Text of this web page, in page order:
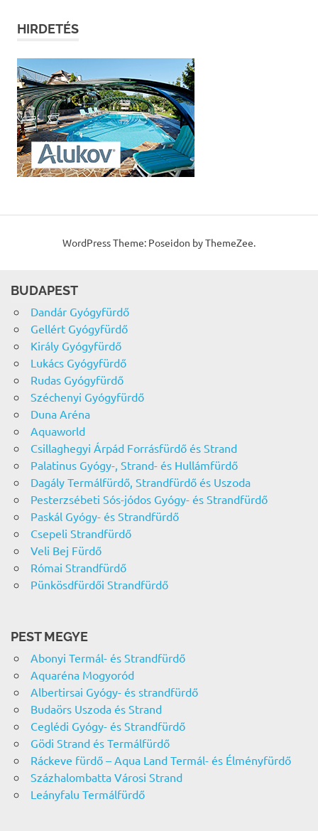
HIRDETÉS
WordPress Theme: Poseidon by ThemeZee.
BUDAPEST
Dandár Gyógyfürdő
Gellért Gyógyfürdő
Király Gyógyfürdő
Lukács Gyógyfürdő
Rudas Gyógyfürdő
Széchenyi Gyógyfürdő
Duna Aréna
Aquaworld
Csillaghegyi Árpád Forrásfürdő és Strand
Palatinus Gyógy-, Strand- és Hullámfürdő
Dagály Termálfürdő, Strandfürdő és Uszoda
Pesterzsébeti Sós-jódos Gyógy- és Strandfürdő
Paskál Gyógy- és Strandfürdő
Csepeli Strandfürdő
Veli Bej Fürdő
Római Strandfürdő
Pünkösdfürdői Strandfürdő
PEST MEGYE
Abonyi Termál- és Strandfürdő
Aquaréna Mogyoród
Albertirsai Gyógy- és strandfürdő
Budaörs Uszoda és Strand
Ceglédi Gyógy- és Strandfürdő
Gödi Strand és Termálfürdő
Ráckeve fürdő – Aqua Land Termál- és Élményfürdő
Százhalombatta Városi Strand
Leányfalu Termálfürdő